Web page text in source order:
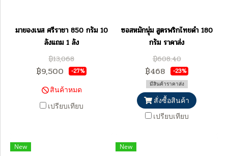
มายองเนส ศรีราชา 850 กรัม 10
ลังแถม 1 ลัง
฿13,068
฿9,500 -27%
สินค้าหมด
เปรียบเทียบ
ซอสหมักนุ่ม สูตรพริกไทยดำ 180
กรัม ราคาส่ง
฿608.40
฿468 -23%
มีสินค้าราคาส่ง
สั่งซื้อสินค้า
เปรียบเทียบ
New New